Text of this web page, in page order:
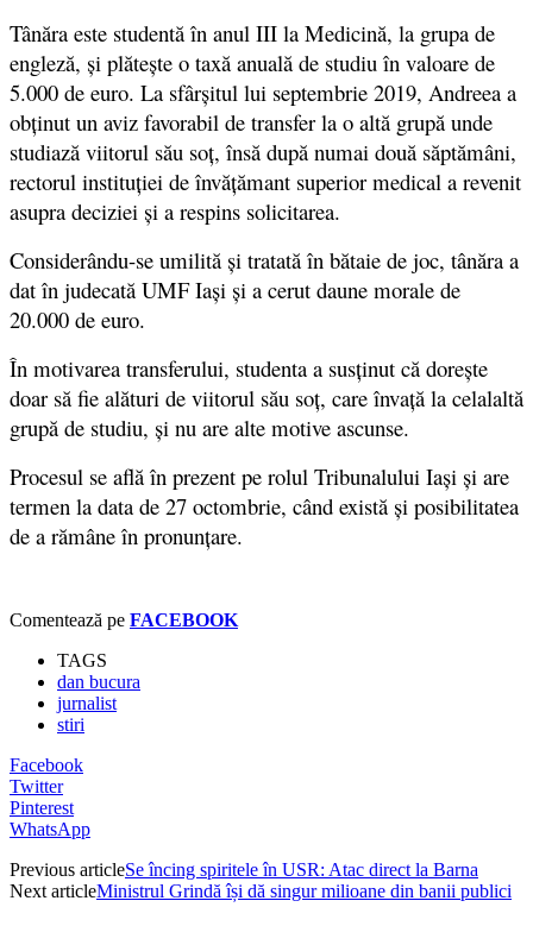
Tânăra este studentă în anul III la Medicină, la grupa de
engleză, și plăteşte o taxă anuală de studiu în valoare de
5.000 de euro. La sfârșitul lui septembrie 2019, Andreea a
obținut un aviz favorabil de transfer la o altă grupă unde
studiază viitorul său soţ, însă după numai două săptămâni,
rectorul instituției de învățămant superior medical a revenit
asupra deciziei și a respins solicitarea.
Considerându-se umilită și tratată în bătaie de joc, tânăra a
dat în judecată UMF Iaşi şi a cerut daune morale de
20.000 de euro.
În motivarea transferului, studenta a susținut că dorește
doar să fie alături de viitorul său soț, care învață la celalaltă
grupă de studiu, și nu are alte motive ascunse.
Procesul se află în prezent pe rolul Tribunalului Iași și are
termen la data de 27 octombrie, când există și posibilitatea
de a rămâne în pronunțare.
Comentează pe FACEBOOK
TAGS
dan bucura
jurnalist
stiri
Facebook
Twitter
Pinterest
WhatsApp
Previous articleSe încing spiritele în USR: Atac direct la Barna
Next articleMinistrul Grindă își dă singur milioane din banii publici